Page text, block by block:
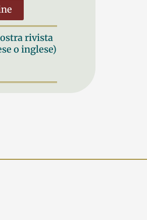
rivista
o inglese)